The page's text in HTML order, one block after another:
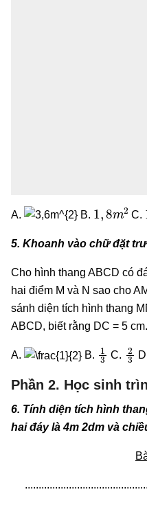
A. B.
1 8 2
C.
5. Khoanh vào chữ đặt
Cho hình thang ABCD có
hai điểm M và N sao cho
sánh diện tích hình thang
ABCD, biết rằng DC = 5 cm.
A. B.
1 3
C.
2 3
Phần 2. Học sinh
6. Tính diện tích hình
hai đáy là 4m 2dm và